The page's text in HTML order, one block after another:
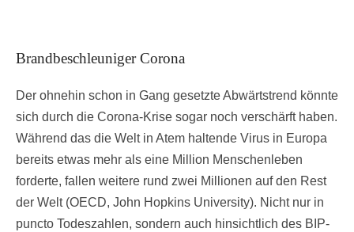
Brandbeschleuniger Corona
Der ohnehin schon in Gang gesetzte Abwärtstrend könnte
sich durch die Corona-Krise sogar noch verschärft haben.
Während das die Welt in Atem haltende Virus in Europa
bereits etwas mehr als eine Million Menschenleben
forderte, fallen weitere rund zwei Millionen auf den Rest
der Welt (OECD, John Hopkins University). Nicht nur in
puncto Todeszahlen, sondern auch hinsichtlich des BIP-